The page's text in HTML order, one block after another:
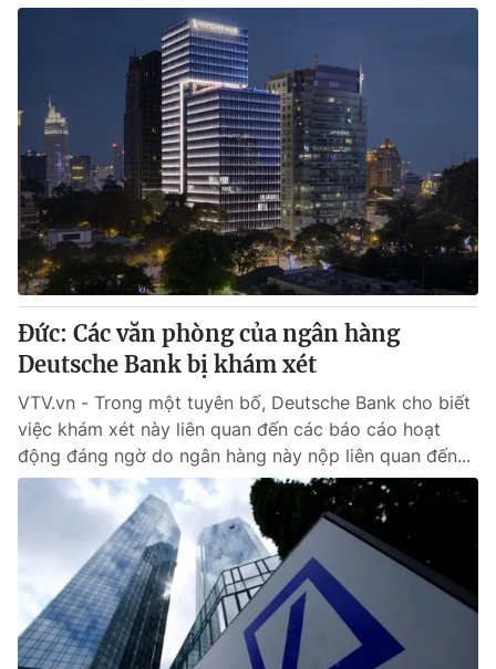
Pháp luật
Thế giới
Tin tức
Thế giới đó đây
Câu chuyện quốc tế
Kinh tế
Tài chính
Thị trường
Góc doanh nghiệp
Dữ liệu và đời sống
Truyền hình
Hậu trường
Nhân vật
Khán giả
Giải sao mai
Giải trí
Điện ảnh
Đời sống
Làm đẹp
Chất lượng cuộc sống
Tuyển sinh
Học trực tuyến
Công nghệ
Hitech Công nghệ tương lai
Giao lưu trực tuyến
Đức: Các văn phòng của ngân hàng
Deutsche Bank bị khám xét
VTV.vn - Trong một tuyên bố, Deutsche Bank cho biết
việc khám xét này liên quan đến các báo cáo hoạt
động đáng ngờ do ngân hàng này nộp liên quan đến...